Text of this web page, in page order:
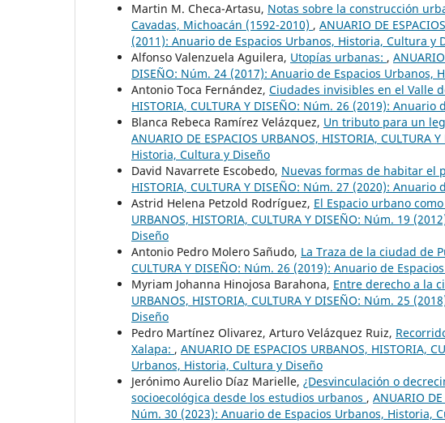
Martin M. Checa-Artasu, Notas sobre la construcción
Cavadas, Michoacán (1592-2010) , ANUARIO DE
(2011): Anuario de Espacios Urbanos, Historia, Cultura y
Alfonso Valenzuela Aguilera, Utopías urbanas: ,
DISEÑO: Núm. 24 (2017): Anuario de Espacios Urbanos,
Antonio Toca Fernández, Ciudades invisibles en el Valle
HISTORIA, CULTURA Y DISEÑO: Núm. 26 (2019):
Blanca Rebeca Ramírez Velázquez, Un tributo para un
ANUARIO DE ESPACIOS URBANOS, HISTORIA,
Historia, Cultura y Diseño
David Navarrete Escobedo, Nuevas formas de habitar el
HISTORIA, CULTURA Y DISEÑO: Núm. 27 (2020):
Astrid Helena Petzold Rodríguez, El Espacio urbano
URBANOS, HISTORIA, CULTURA Y DISEÑO: Núm. 19
Diseño
Antonio Pedro Molero Sañudo, La Traza de la ciudad de
CULTURA Y DISEÑO: Núm. 26 (2019): Anuario de
Myriam Johanna Hinojosa Barahona, Entre derecho a la
URBANOS, HISTORIA, CULTURA Y DISEÑO: Núm. 25
Diseño
Pedro Martínez Olivarez, Arturo Velázquez Ruiz,
Xalapa: , ANUARIO DE ESPACIOS URBANOS, HISTORIA,
Urbanos, Historia, Cultura y Diseño
Jerónimo Aurelio Díaz Marielle, ¿Desvinculación o
socioecológica desde los estudios urbanos , ANUARIO
Núm. 30 (2023): Anuario de Espacios Urbanos, Historia,